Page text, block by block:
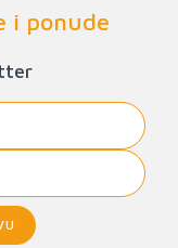
i ponude